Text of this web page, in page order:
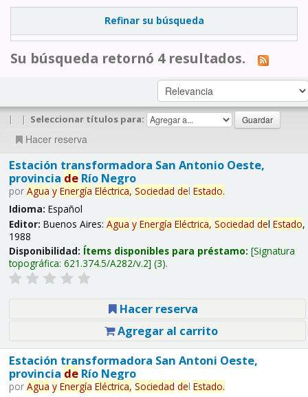
Refinar su búsqueda
Su búsqueda retornó 4 resultados.
| | Seleccionar títulos para:
Hacer reserva
Estación transformadora San Antonio Oeste,
provincia deRío Negro
por Agua y Energía Eléctrica, Sociedad del Estado.
Idioma: Español
Editor: Buenos Aires: Agua y Energía Eléctrica, Sociedad del Estado,
1988
Disponibilidad: Ítems disponibles para préstamo: Signatura
topográfica: 621.374.5/A282/v.2 (3).
Hacer reserva
Agregar al carrito
Estación transformadora San Antoni Oeste,
provincia deRío Negro
por Agua y Energía Eléctrica, Sociedad del Estado.